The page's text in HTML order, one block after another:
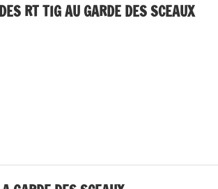
RT TIG AU GARDE DES SCEAUX